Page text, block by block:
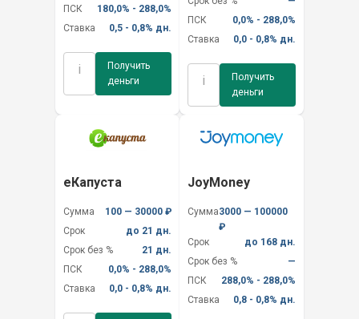
ПСК
180,0% - 288,0%
Ставка
0,5 - 0,8% дн.
i
Получить
деньги
ПСК
0,0% - 288,0%
Ставка
0,0 - 0,8% дн.
i
Получить
деньги
еКапуста
Сумма
100 — 30000 ₽
Срок
до 21 дн.
Срок без %
21 дн.
ПСК
0,0% - 288,0%
Ставка
0,0 - 0,8% дн.
JoyMoney
Сумма3000 — 100000
₽
Срок
до 168 дн.
Срок без %
—
ПСК
288,0% - 288,0%
Ставка
0,8 - 0,8% дн.